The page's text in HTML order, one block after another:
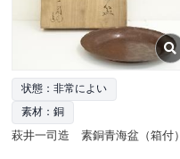
状態：非常によい
素材：銅
萩井一司造 素銅青海盆（箱付）